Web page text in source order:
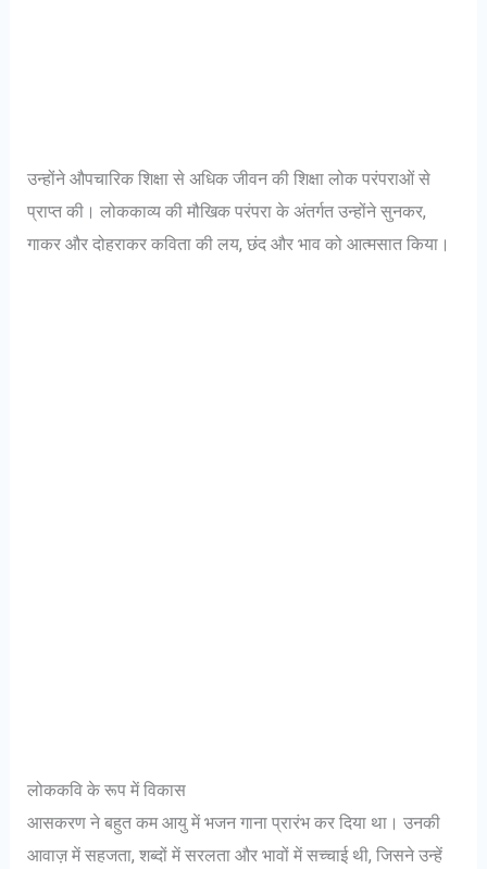
उन्होंने औपचारिक शिक्षा से अधिक जीवन की शिक्षा लोक परंपराओं से
प्राप्त की। लोककाव्य की मौखिक परंपरा के अंतर्गत उन्होंने सुनकर,
गाकर और दोहराकर कविता की लय, छंद और भाव को आत्मसात किया।
लोककवि के रूप में विकास
आसकरण ने बहुत कम आयु में भजन गाना प्रारंभ कर दिया था। उनकी
आवाज़ में सहजता, शब्दों में सरलता और भावों में सच्चाई थी, जिसने उन्हें